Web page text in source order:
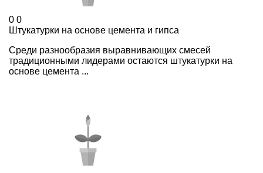
0 0
Штукатурки на основе цемента и гипса
Среди разнообразия выравнивающих смесей
традиционными лидерами остаются штукатурки на
основе цемента ...